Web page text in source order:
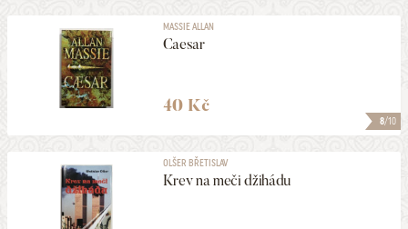
8/10
MASSIE ALLAN
Caesar
40 Kč
OLŠER BŘETISLAV
Krev na meči džihádu